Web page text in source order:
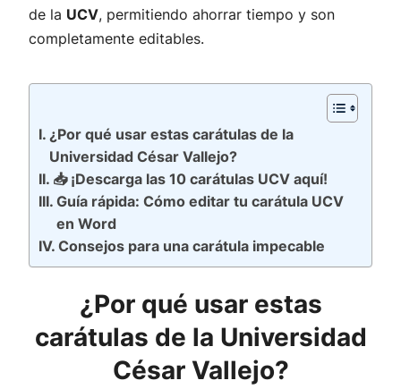
de la UCV, permitiendo ahorrar tiempo y son
completamente editables.
¿Por qué usar estas carátulas de la
Universidad César Vallejo?
📥 ¡Descarga las 10 carátulas UCV aquí!
Guía rápida: Cómo editar tu carátula UCV
en Word
Consejos para una carátula impecable
¿Por qué usar estas
carátulas de la Universidad
César Vallejo?